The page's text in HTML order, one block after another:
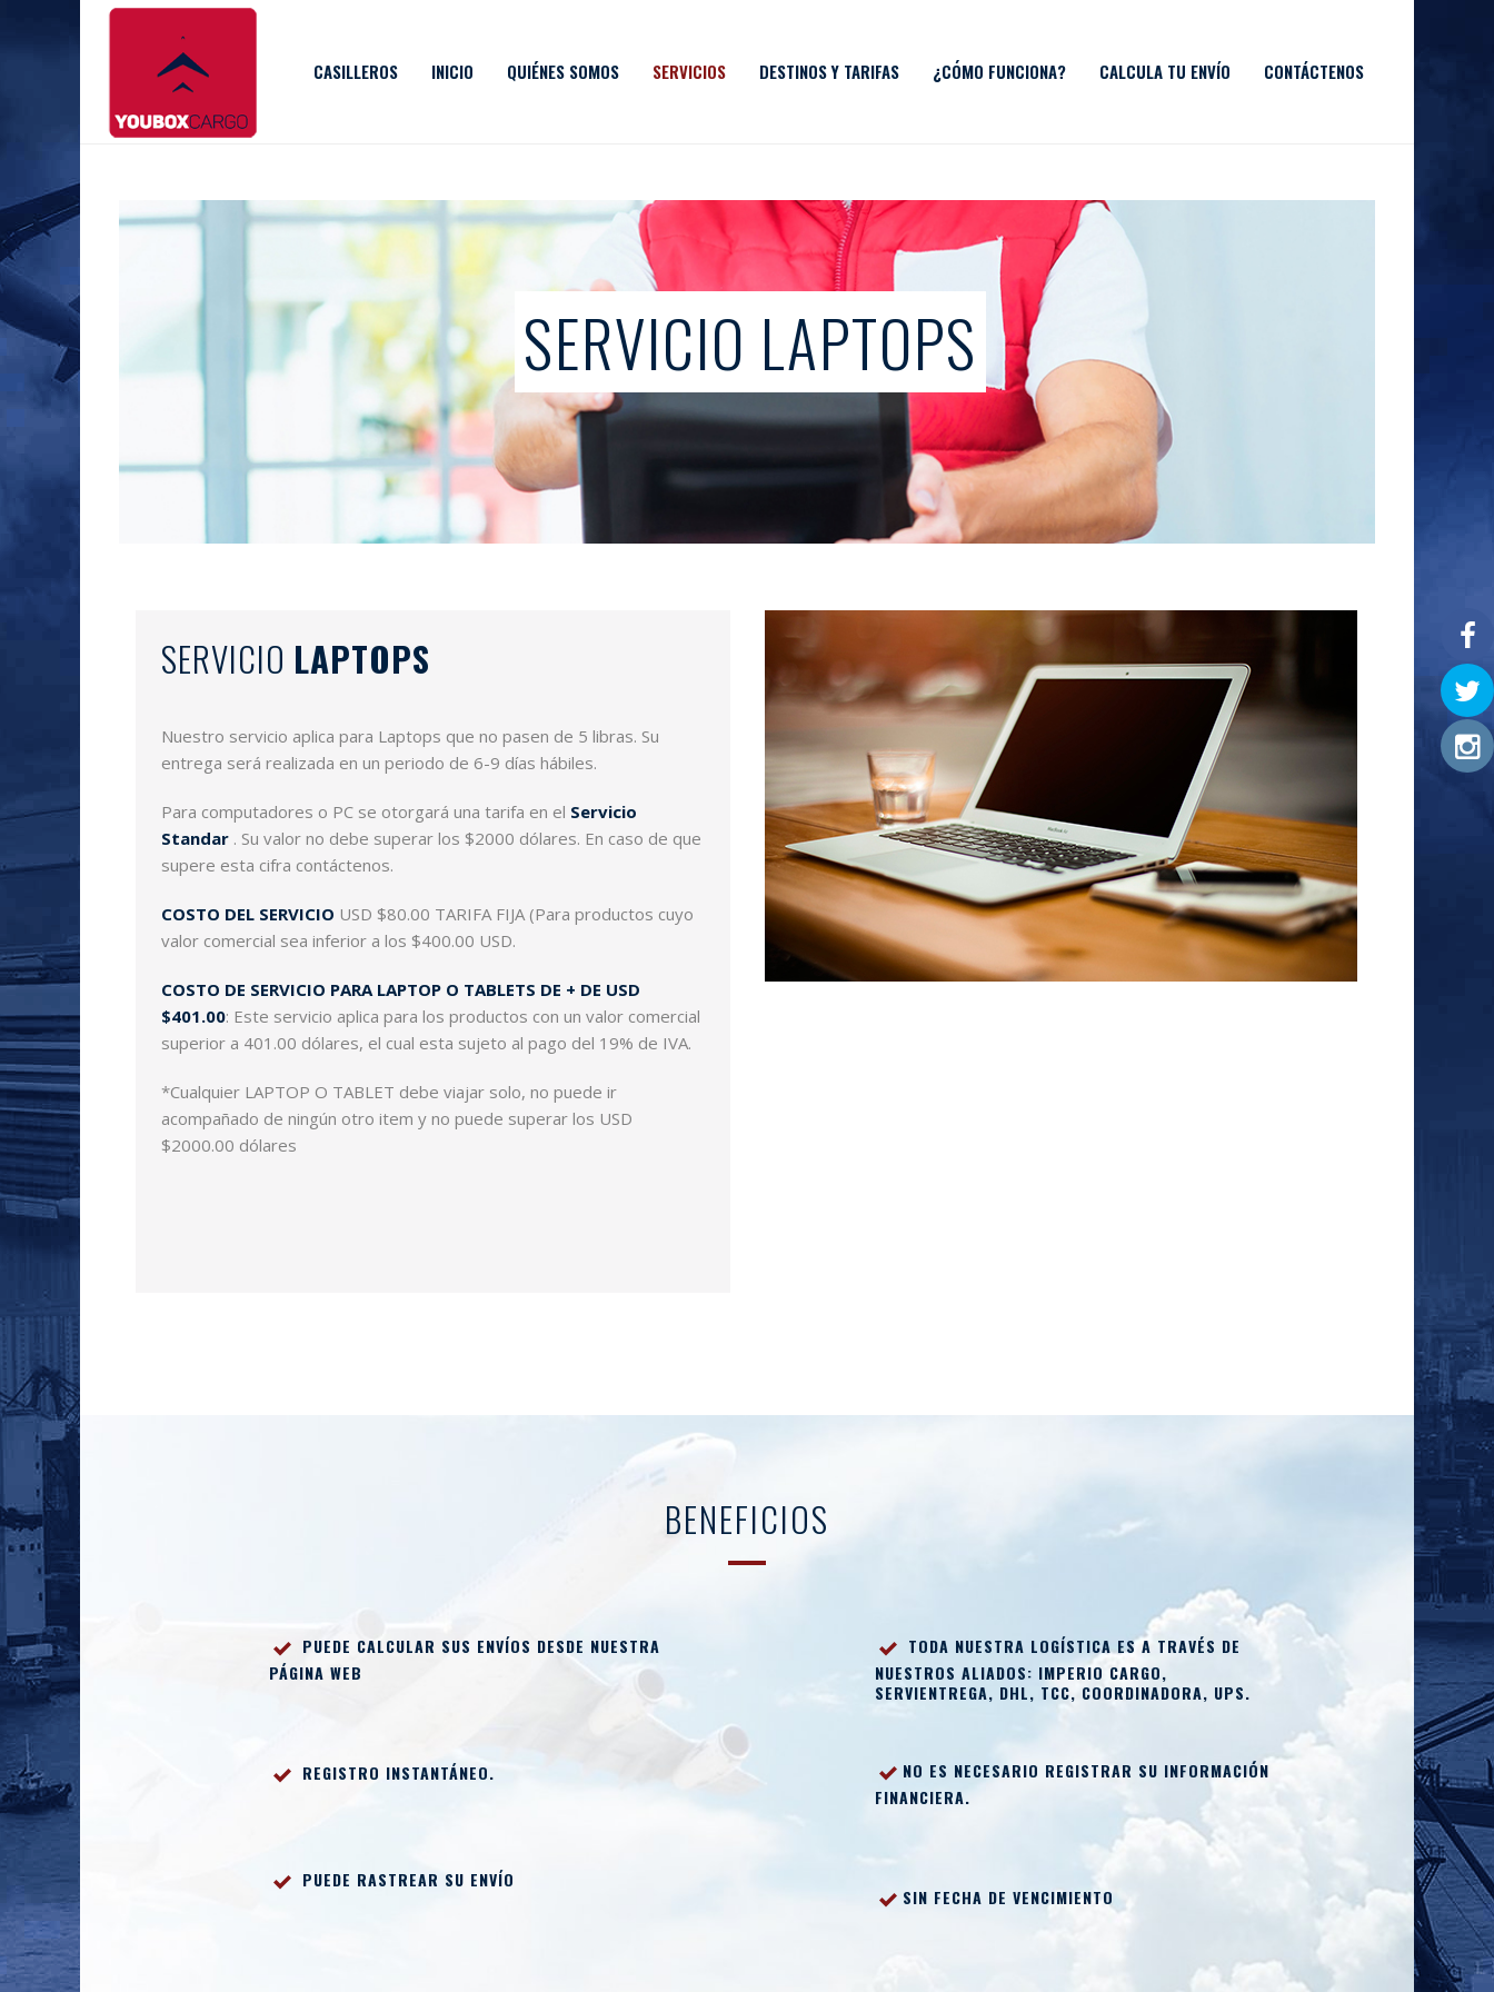
CASILLEROS INICIO QUIÉNES SOMOS SERVICIOS DESTINOS Y TARIFAS ¿CÓMO FUNCIONA? CALCULA TU ENVÍO CONTÁCTENOS
SERVICIO LAPTOPS
SERVICIO LAPTOPS
Nuestro servicio aplica para Laptops que no pasen de 5 libras. Su
entrega será realizada en un periodo de 6-9 días hábiles.
Para computadores o PC se otorgará una tarifa en el Servicio
Standar . Su valor no debe superar los $2000 dólares. En caso de que
supere esta cifra contáctenos.
COSTO DEL SERVICIO USD $80.00 TARIFA FIJA (Para productos cuyo
valor comercial sea inferior a los $400.00 USD.
COSTO DE SERVICIO PARA LAPTOP O TABLETS DE + DE USD
$401.00: Este servicio aplica para los productos con un valor comercial
superior a 401.00 dólares, el cual esta sujeto al pago del 19% de IVA.
*Cualquier LAPTOP O TABLET debe viajar solo, no puede ir
acompañado de ningún otro item y no puede superar los USD
$2000.00 dólares
BENEFICIOS
PUEDE CALCULAR SUS ENVÍOS DESDE NUESTRA
PÁGINA WEB
REGISTRO INSTANTÁNEO.
PUEDE RASTREAR SU ENVÍO
TODA NUESTRA LOGÍSTICA ES A TRAVÉS DE
NUESTROS ALIADOS: IMPERIO CARGO,
SERVIENTREGA, DHL, TCC, COORDINADORA, UPS.
NO ES NECESARIO REGISTRAR SU INFORMACIÓN
FINANCIERA.
SIN FECHA DE VENCIMIENTO